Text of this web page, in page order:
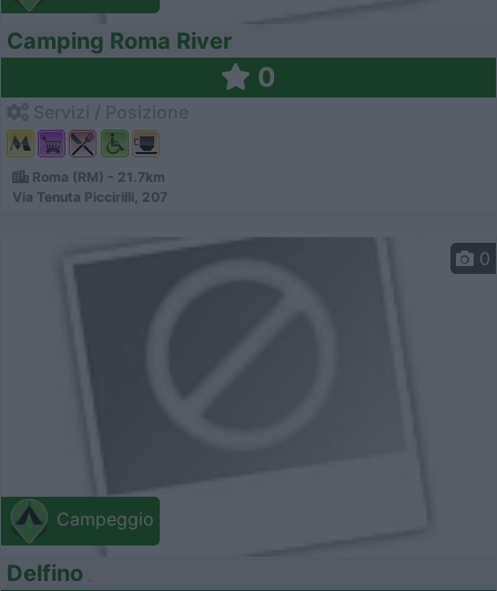
Camping Roma River
0
Roma (RM) - 21.7km
Via Tenuta Piccirilli, 207
Campeggio
0
Delfino